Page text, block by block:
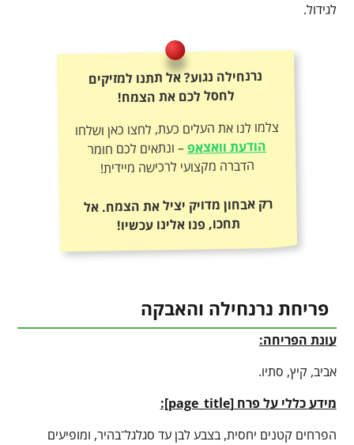
לגידול.
נרנחילה נגוע? אל תתנו למזיקים
לחסל לכם את הצמח!
צלמו לנו את העלים כעת, לחצו כאן ושלחו
הודעת וואצאפ– ונתאים לכם חומר
הדברה מקצועי לרכישה מיידית!
רק אבחון מדויק יציל את הצמח. אל
תחכו, פנו אלינו עכשיו!
פריחת נרנחילה והאבקה
עונת הפריחה:
אביב, קיץ, סתיו.
מידע כללי על פרח [page_title
]:
הפרחים קטנים יחסית, בצבע לבן עד סגלגל־בהיר, ומופיעים